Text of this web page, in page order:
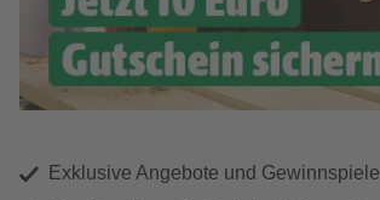
Exklusive Angebote und Gewinnspiele